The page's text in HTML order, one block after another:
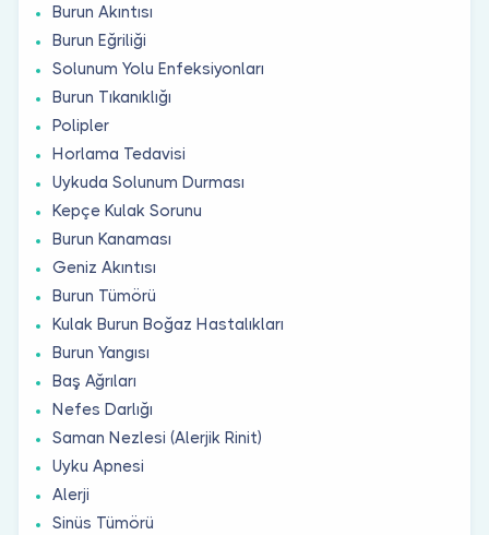
Burun Akıntısı
Burun Eğriliği
Solunum Yolu Enfeksiyonları
Burun Tıkanıklığı
Polipler
Horlama Tedavisi
Uykuda Solunum Durması
Kepçe Kulak Sorunu
Burun Kanaması
Geniz Akıntısı
Burun Tümörü
Kulak Burun Boğaz Hastalıkları
Burun Yangısı
Baş Ağrıları
Nefes Darlığı
Saman Nezlesi (Alerjik Rinit)
Uyku Apnesi
Alerji
Sinüs Tümörü